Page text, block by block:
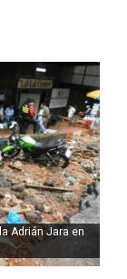
Adrián Jara en